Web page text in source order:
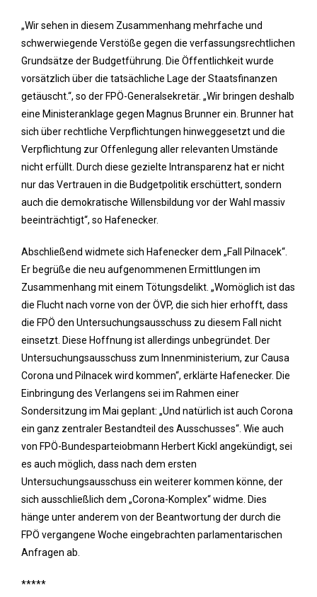
„Wir sehen in diesem Zusammenhang mehrfache und
schwerwiegende Verstöße gegen die verfassungsrechtlichen
Grundsätze der Budgetführung. Die Öffentlichkeit wurde
vorsätzlich über die tatsächliche Lage der Staatsfinanzen
getäuscht.“, so der FPÖ-Generalsekretär. „Wir bringen deshalb
eine Ministeranklage gegen Magnus Brunner ein. Brunner hat
sich über rechtliche Verpflichtungen hinweggesetzt und die
Verpflichtung zur Offenlegung aller relevanten Umstände
nicht erfüllt. Durch diese gezielte Intransparenz hat er nicht
nur das Vertrauen in die Budgetpolitik erschüttert, sondern
auch die demokratische Willensbildung vor der Wahl massiv
beeinträchtigt“, so Hafenecker.
Abschließend widmete sich Hafenecker dem „Fall Pilnacek“.
Er begrüße die neu aufgenommenen Ermittlungen im
Zusammenhang mit einem Tötungsdelikt. „Womöglich ist das
die Flucht nach vorne von der ÖVP, die sich hier erhofft, dass
die FPÖ den Untersuchungsausschuss zu diesem Fall nicht
einsetzt. Diese Hoffnung ist allerdings unbegründet. Der
Untersuchungsausschuss zum Innenministerium, zur Causa
Corona und Pilnacek wird kommen“, erklärte Hafenecker. Die
Einbringung des Verlangens sei im Rahmen einer
Sondersitzung im Mai geplant: „Und natürlich ist auch Corona
ein ganz zentraler Bestandteil des Ausschusses“. Wie auch
von FPÖ-Bundesparteiobmann Herbert Kickl angekündigt, sei
es auch möglich, dass nach dem ersten
Untersuchungsausschuss ein weiterer kommen könne, der
sich ausschließlich dem „Corona-Komplex“ widme. Dies
hänge unter anderem von der Beantwortung der durch die
FPÖ vergangene Woche eingebrachten parlamentarischen
Anfragen ab.
*****